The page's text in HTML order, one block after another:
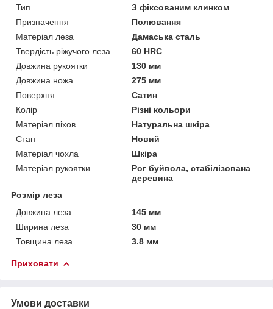
Тип
З фіксованим клинком
Призначення
Полювання
Матеріал леза
Дамаська сталь
Твердість ріжучого леза
60 HRC
Довжина рукоятки
130 мм
Довжина ножа
275 мм
Поверхня
Сатин
Колір
Різні кольори
Матеріал піхов
Натуральна шкіра
Стан
Новий
Матеріал чохла
Шкіра
Матеріал рукоятки
Рог буйвола, стабілізована
деревина
Розмір леза
Довжина леза
145 мм
Ширина леза
30 мм
Товщина леза
3.8 мм
Приховати
Умови доставки